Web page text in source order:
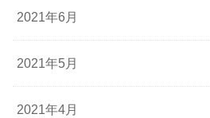
2021年6月
2021年5月
2021年4月